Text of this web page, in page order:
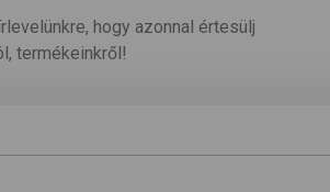
hogy azonnal értesülj
termékeinkről!